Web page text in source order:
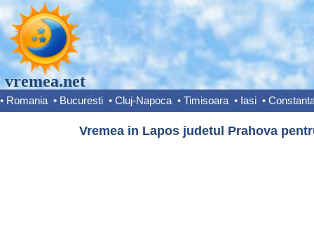
vremea.net
• Romania • Bucuresti • Cluj-Napoca • Timisoara • Iasi •
Vremea in Lapos judetul Prahova